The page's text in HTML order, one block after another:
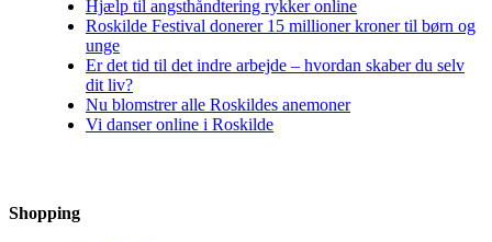
Hjælp til angsthåndtering rykker online
Roskilde Festival donerer 15 millioner kroner til børn og
unge
Er det tid til det indre arbejde – hvordan skaber du selv
dit liv?
Nu blomstrer alle Roskildes anemoner
Vi danser online i Roskilde
Shopping